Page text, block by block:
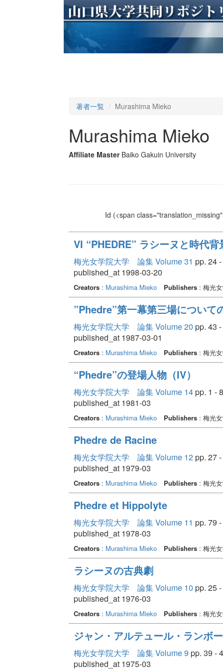
著者一覧 Murashima Mieko
Murashima Mieko
Affiliate Master Baiko Gakuin University
Id (<span
VI “PHEDRE” ラシーヌと時代背
梅光女学院大学 論集 Volume 31 pp. 24
published_at 1998-03-20
Creators: Murashima Mieko Publishers: 梅光女
”Phedre”第一幕第三場について
梅光女学院大学 論集 Volume 20 pp. 43
published_at 1987-03-01
Creators: Murashima Mieko Publishers: 梅光女
“Phedre”の登場人物（IV）
梅光女学院大学 論集 Volume 14pp. 1 - 8
published_at 1981-03
Creators: Murashima Mieko Publishers: 梅光女
Phedre de Racine
梅光女学院大学 論集 Volume 12pp. 27 -
published_at 1979-03
Creators: Murashima Mieko Publishers: 梅光女
Phedre et Hippolyte
梅光女学院大学 論集 Volume 11 pp. 79
published_at 1978-03
Creators: Murashima Mieko Publishers: 梅光女
ラシーヌの古典劇
梅光女学院大学 論集 Volume 10 pp. 25
published_at 1976-03
Creators: Murashima Mieko Publishers: 梅光女
ジャン・アルテュール・ランボー
梅光女学院大学 論集 Volume 9 pp. 39 -
published_at 1975-03